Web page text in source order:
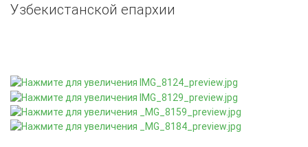
Узбекистанской епархии